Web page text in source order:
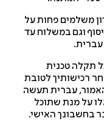
פחות על
במשלוח עד
טכנית
לטובת
עברית תעשה
מנת שתוכל
האישי.